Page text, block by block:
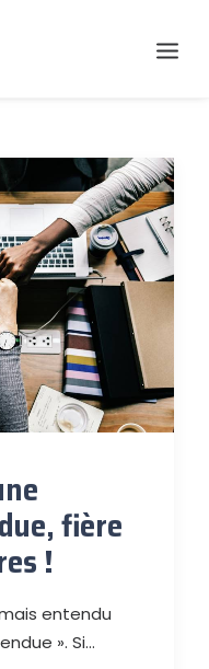
fière
!
entendu
». Si…